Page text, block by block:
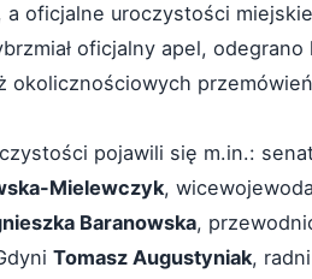
a oficjalne uroczystości
oficjalny apel,
okolicznościowych
pojawili się m.in.:
Mielewczyk,
Baranowska,
Tomasz Augustyniak,